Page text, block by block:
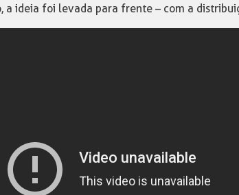
a ideia foi levada para frente – com a